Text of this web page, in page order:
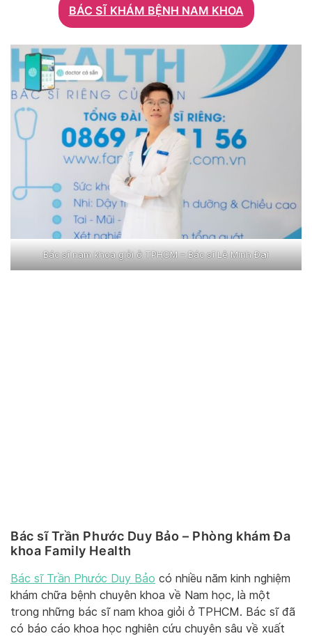
BÁC SĨ KHÁM BỆNH NAM KHOA
Bác sĩ nam khoa giỏi ở TPHCM – Bác sĩ Lê Minh Đại
Bác sĩ Trần Phước Duy Bảo – Phòng khám Đa
khoa Family Health
Bác sĩ Trần Phước Duy Bảo có nhiều năm kinh nghiệm
khám chữa bệnh chuyên khoa về Nam học, là một
trong những bác sĩ nam khoa giỏi ở TPHCM. Bác sĩ đã
có báo cáo khoa học nghiên cứu chuyên sâu về xuất